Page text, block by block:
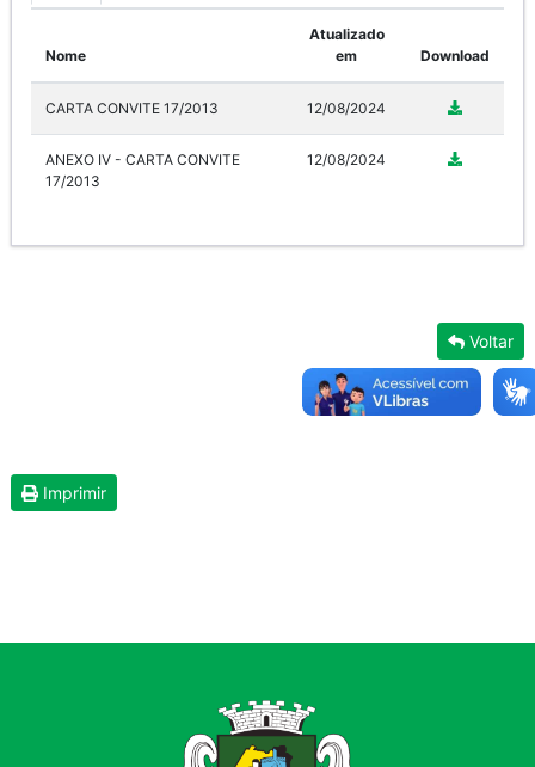
Nome
Atualizado
em
Download
CARTA CONVITE 17/2013 12/08/2024
ANEXO IV - CARTA CONVITE
17/2013
12/08/2024
Voltar
Imprimir